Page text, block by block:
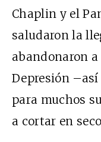
Chaplin y el
saludaron la
abandonaron
Depresión
para muchos
a cortar en